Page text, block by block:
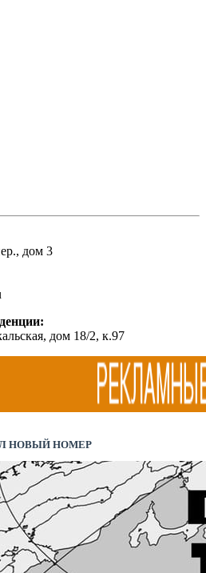
дом 3
дом 18/2, к.97
НОВЫЙ НОМЕР